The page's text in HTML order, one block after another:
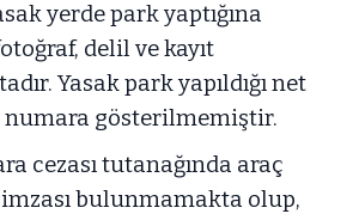
yerde park yaptığına
delil ve kayıt
Yasak park yapıldığı net
numara gösterilmemiştir.
cezası tutanağında araç
bulunmamakta olup,